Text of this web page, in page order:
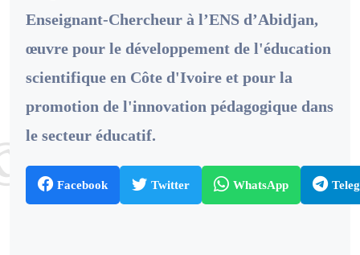
Enseignant-Chercheur à l’ENS d’Abidjan,
œuvre pour le développement de l'éducation
scientifique en Côte d'Ivoire et pour la
promotion de l'innovation pédagogique dans
le secteur éducatif.
Facebook Twitter WhatsApp